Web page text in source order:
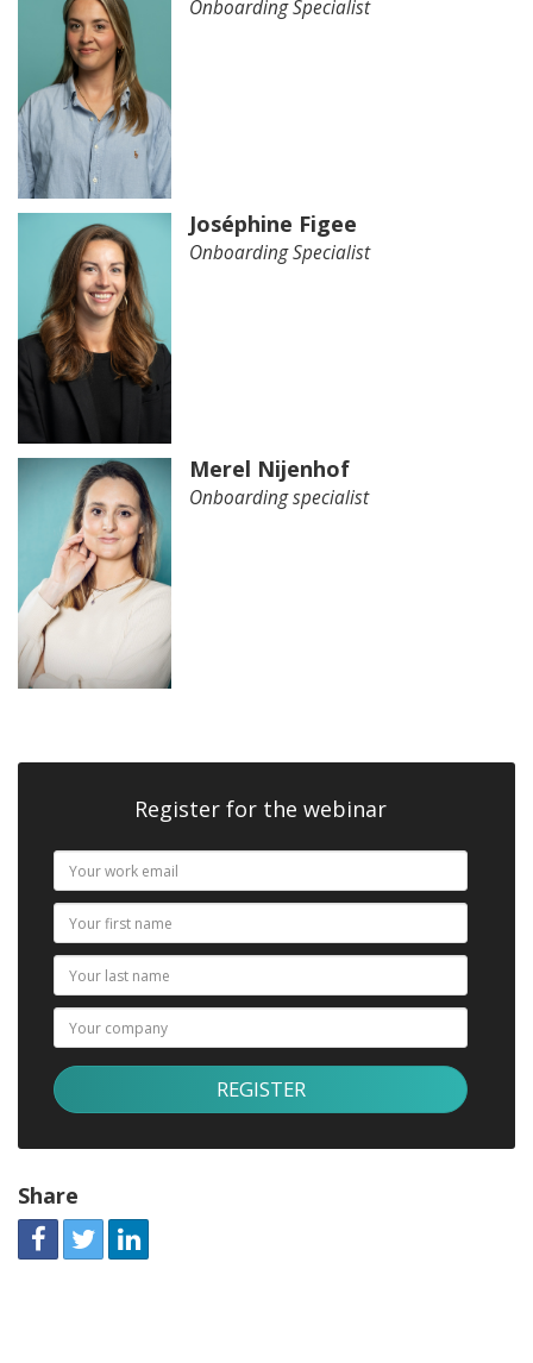
Onboarding Specialist
Joséphine Figee
Onboarding Specialist
Merel Nijenhof
Onboarding specialist
Register for the webinar
Share